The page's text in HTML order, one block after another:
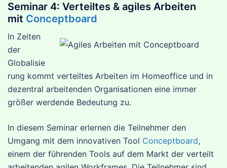
Seminar 4: Verteiltes & agiles Arbeiten
mit Conceptboard
In Zeiten
der
Globalisie
rung kommt verteiltes Arbeiten im Homeoffice und in
dezentral arbeitenden Organisationen eine immer
größer werdende Bedeutung zu.
In diesem Seminar erlernen die Teilnehmer den
Umgang mit dem innovativen Tool Conceptboard,
einem der führenden Tools auf dem Markt der verteilt